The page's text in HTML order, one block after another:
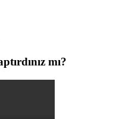
mı?